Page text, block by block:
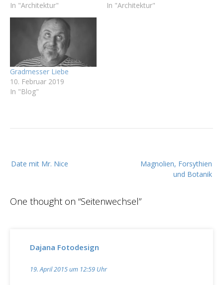
In "Architektur"
In "Architektur"
Gradmesser Liebe
10. Februar 2019
In "Blog"
e
t
Magnolien, Forsythien
und Botanik
Date mit Mr. Nice
One thought on “Seitenwechsel”
Dajana Fotodesign
19. April 2015 um 12:59 Uhr